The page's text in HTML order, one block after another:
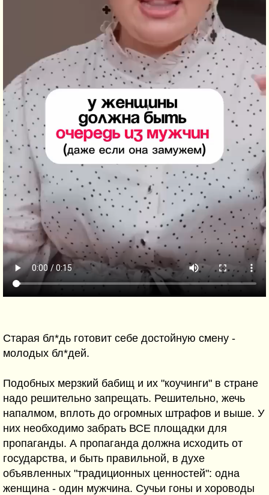
Старая бл*дь готовит себе достойную смену -
молодых бл*дей.
Подобных мерзкий бабищ и их "коучинги" в стране
надо решительно запрещать. Решительно, жечь
напалмом, вплоть до огромных штрафов и выше. У
них необходимо забрать ВСЕ площадки для
пропаганды. А пропаганда должна исходить от
государства, и быть правильной, в духе
объявленных "традиционных ценностей": одна
женщина - один мужчина. Сучьи гоны и хороводы